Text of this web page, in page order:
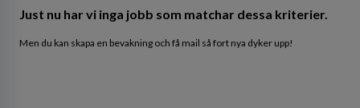
Just nu har vi inga jobb som matchar dessa kriterier.
Men du kan skapa en bevakning och få mail så fort nya dyker upp!